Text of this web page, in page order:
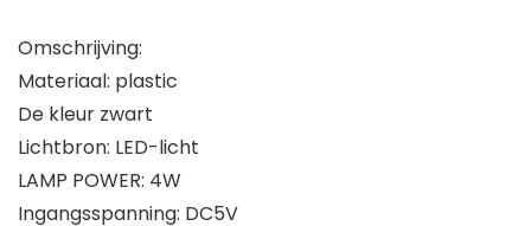
Omschrijving:
Materiaal: plastic
De kleur zwart
Lichtbron: LED-licht
LAMP POWER: 4W
Ingangsspanning: DC5V